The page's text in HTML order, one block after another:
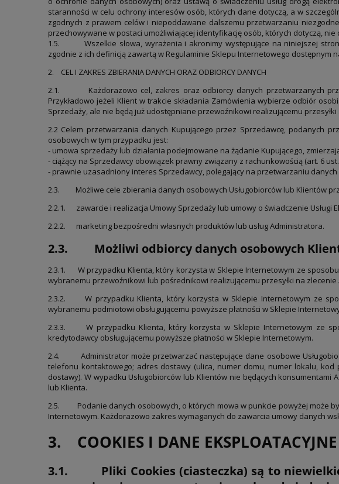
staranności w celu ochrony interesów osób, których dane dotyczą, a w
zgodnych z prawem celów i niepoddawane dalszemu przetwarzaniu
przechowywane w postaci umożliwiającej identyfikację osób, których dotyczą,
1.5.
Wszelkie słowa, wyrażenia i akronimy występujące na niniejszej
zgodnie z ich definicją zawartą w Regulaminie Sklepu Internetowego dostępnym
2. CEL I ZAKRES ZBIERANIA DANYCH ORAZ ODBIORCY DANYCH
2.1. Każdorazowo cel, zakres oraz odbiorcy danych przetwarzanych
Przykładowo jeżeli Klient w trakcie składania Zamówienia wybierze odbiór
Sprzedaży, ale nie będą już udostępniane przewoźnikowi realizującemu
2.2 Celem przetwarzania danych Kupującego przez Sprzedawcę, podanych
osobowych w tym przypadku jest:
- umowa sprzedaży lub działania podejmowane na żądanie Kupującego,
- ciążący na Sprzedawcy obowiązek prawny związany z rachunkowością (art. 6 ust.
- prawnie uzasadniony interes Sprzedawcy, polegający na przetwarzaniu
2.3.
Możliwe cele zbierania danych osobowych Usługobiorców lub Klientów
2.2.1. zawarcie i realizacja Umowy Sprzedaży lub umowy o świadczenie Usługi
2.2.2. marketing bezpośredni własnych produktów lub usług Administratora.
2.3. Możliwi odbiorcy danych osobowych
2.3.1. W przypadku Klienta, który korzysta w Sklepie Internetowym ze
wybranemu przewoźnikowi lub pośrednikowi realizującemu przesyłki na
2.3.2. W przypadku Klienta, który korzysta w Sklepie Internetowym ze
wybranemu podmiotowi obsługującemu powyższe płatności w Sklepie
2.3.3. W przypadku Klienta, który korzysta w Sklepie Internetowym ze
kredytodawcy obsługującemu powyższe płatności w Sklepie Internetowym.
2.4.
Administrator może przetwarzać następujące dane osobowe
telefonu kontaktowego; adres dostawy (ulica, numer domu, numer lokalu,
dostawy). W wypadku Usługobiorców lub Klientów nie będących
lub Klienta.
2.5.
Podanie danych osobowych, o których mowa w punkcie powyżej może
Internetowym. Każdorazowo zakres wymaganych do zawarcia umowy danych
3. COOKIES I DANE EKSPLOATACYJNE
3.1. Pliki Cookies (ciasteczka) są to niewielkie